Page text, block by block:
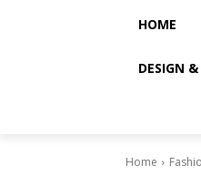
HOME
DESIGN
Home